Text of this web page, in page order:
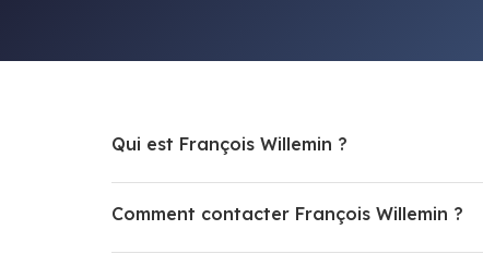
Qui est François Willemin ?
Comment contacter François Willemin ?